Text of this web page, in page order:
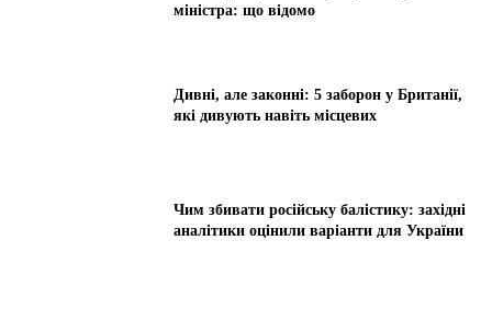
міністра: що відомо
Дивні, але законні: 5 заборон у Британії,
які дивують навіть місцевих
Чим збивати російську балістику: західні
аналітики оцінили варіанти для України